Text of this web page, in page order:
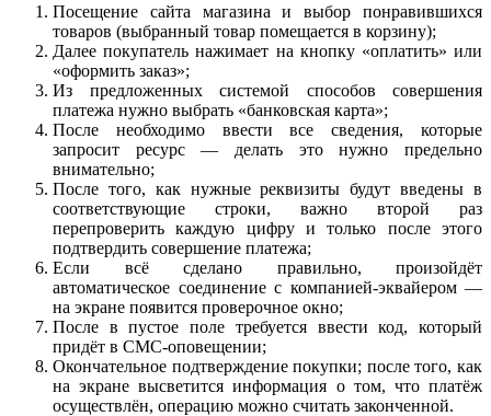
Посещение сайта магазина и выбор понравившихся
товаров (выбранный товар помещается в корзину);
Далее покупатель нажимает на кнопку «оплатить» или
«оформить заказ»;
Из предложенных системой способов совершения
платежа нужно выбрать «банковская карта»;
После необходимо ввести все сведения, которые
запросит ресурс — делать это нужно предельно
внимательно;
После того, как нужные реквизиты будут введены в
соответствующие строки, важно второй раз
перепроверить каждую цифру и только после этого
подтвердить совершение платежа;
Если всё сделано правильно, произойдёт
автоматическое соединение с компанией-эквайером —
на экране появится проверочное окно;
После в пустое поле требуется ввести код, который
придёт в СМС-оповещении;
Окончательное подтверждение покупки; после того, как
на экране высветится информация о том, что платёж
осуществлён, операцию можно считать законченной.